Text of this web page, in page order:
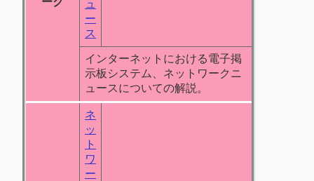
ュ
ー
ス
インターネットにおける電子掲
示板システム、ネットワークニ
ュースについての解説。
ネ
ッ
ト
ワ
ー